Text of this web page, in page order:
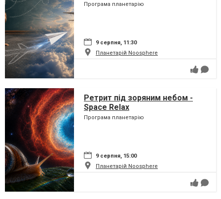
Програма планетарію
9 серпня, 11:30
Планетарій Noosphere
Ретрит під зоряним небом -
Space Relax
Програма планетарію
9 серпня, 15:00
Планетарій Noosphere